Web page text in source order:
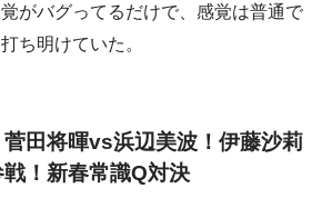
がバグってるだけで、感覚は普通で
ち明けていた。
菅田将暉vs浜辺美波！伊藤沙莉
！新春常識Q対決